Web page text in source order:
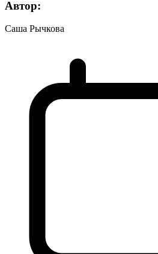
Автор:
Саша Рычкова